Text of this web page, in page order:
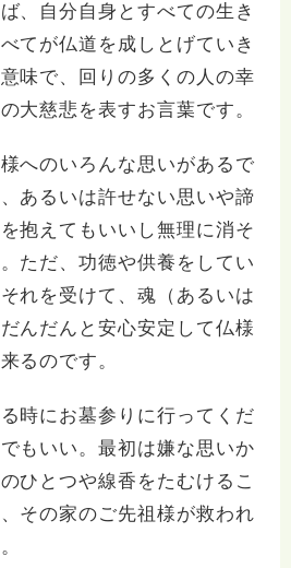
、自分自身とすべての生き
てが仏道を成しとげていき
味で、回りの多くの人の幸
大慈悲を表すお言葉です。
へのいろんな思いがあるで
あるいは許せない思いや諦
抱えてもいいし無理に消そ
ただ、功徳や供養をしてい
れを受けて、魂（あるいは
んだんと安心安定して仏様
るのです。
時にお墓参りに行ってくだ
もいい。最初は嫌な思いか
ひとつや線香をたむけるこ
その家のご先祖様が救われ